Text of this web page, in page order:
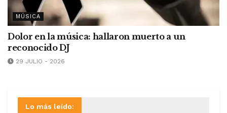
MÚSICA
Dolor en la música: hallaron muerto a un
reconocido DJ
29 JULIO - 2026
Lo más leído: